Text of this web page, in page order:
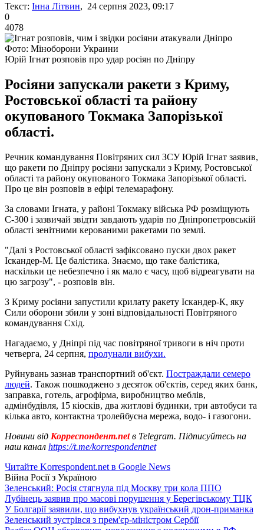
Текст: Інна Літвин, 24 серпня 2023, 09:17
0
4078
Фото: Міноборони Украини
Юрій Ігнат розповів про удар росіян по Дніпру
Росіяни запускали ракети з Криму,
Ростовської області та району
окупованого Токмака Запорізької
області.
Речник командування Повітряних сил ЗСУ Юрій Ігнат заявив,
що ракети по Дніпру росіяни запускали з Криму, Ростовської
області та району окупованого Токмака Запорізької області.
Про це він розповів в ефірі телемарафону.
За словами Ігната, у районі Токмаку війська РФ розміщують
С-300 і зазвичай звідти завдають ударів по Дніпропетровській
області зенітними керованими ракетами по землі.
"Далі з Ростовської області зафіксовано пуски двох ракет
Іскандер-М. Це балістика. Знаємо, що таке балістика,
наскільки це небезпечно і як мало є часу, щоб відреагувати на
цю загрозу", - розповів він.
З Криму росіяни запустили крилату ракету Іскандер-К, яку
Сили оборони збили у зоні відповідальності Повітряного
командування Схід.
Нагадаємо, у Дніпрі під час повітряної тривоги в ніч проти
четверга, 24 серпня, пролунали вибухи.
Руйнувань зазнав транспортний об'єкт. Постраждали семеро
людей. Також пошкоджено з десяток об'єктів, серед яких банк,
заправка, готель, агрофірма, виробництво меблів,
адмінбудівля, 15 кіосків, два житлові будинки, три автобуси та
кілька авто, контактна тролейбусна мережа, водо- і газогони.
Новини від Корреспондент.netв Telegram. Підписуйтесь на
наш канал https://t.me/korrespondentnet
Читайте Korrespondent.net в Google News
Війна Росії з Україною
Зеленський: Росія стягнула під Москву три кола ППО
Лубінець заявив про масові порушення у Берегівському ТЦК
У Болгарії заявили, що вибухнув український дрон-приманка
Зеленський зустрівся з прем'єр-міністром Сербії